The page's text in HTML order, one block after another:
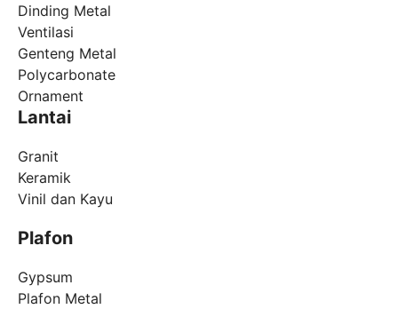
Dinding Metal
Ventilasi
Genteng Metal
Polycarbonate
Ornament
Lantai
Granit
Keramik
Vinil dan Kayu
Plafon
Gypsum
Plafon Metal